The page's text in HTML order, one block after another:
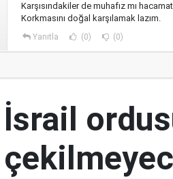
Karşısındakiler de muhafız mı
Korkmasını doğal karşılamak lazım.
Yanıtla (0) (0)
İsrail